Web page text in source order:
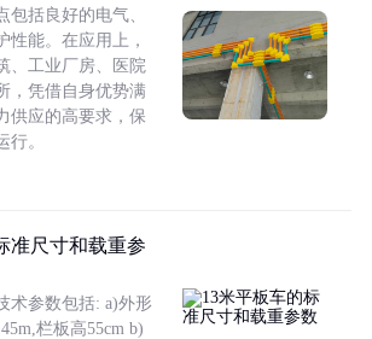
包括良好的电气、
性能。在应用上，
、工业厂房、医院
，凭借自身优势满
供应的高要求，保
行。
准尺寸和载重参
术参数包括: a)外形
栏板高55cm b)